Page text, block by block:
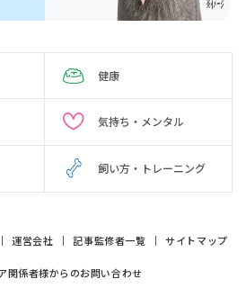
健康
気持ち・メンタル
飼い方・トレーニング
運営会社 記事監修者一覧 サイトマップ
関係者様からのお問い合わせ